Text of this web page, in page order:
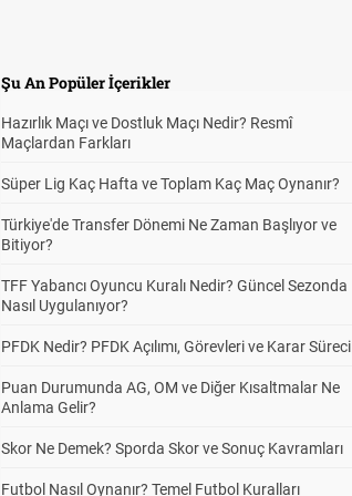
Şu An Popüler İçerikler
Hazırlık Maçı ve Dostluk Maçı Nedir? Resmî
Maçlardan Farkları
Süper Lig Kaç Hafta ve Toplam Kaç Maç Oynanır?
Türkiye'de Transfer Dönemi Ne Zaman Başlıyor ve
Bitiyor?
TFF Yabancı Oyuncu Kuralı Nedir? Güncel Sezonda
Nasıl Uygulanıyor?
PFDK Nedir? PFDK Açılımı, Görevleri ve Karar Süreci
Puan Durumunda AG, OM ve Diğer Kısaltmalar Ne
Anlama Gelir?
Skor Ne Demek? Sporda Skor ve Sonuç Kavramları
Futbol Nasıl Oynanır? Temel Futbol Kuralları